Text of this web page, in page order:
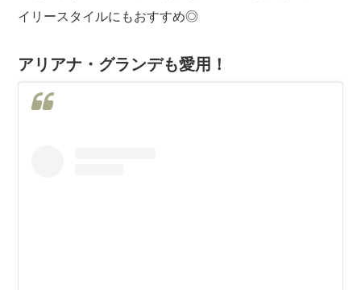
イリースタイルにもおすすめ◎
アリアナ・グランデも愛用！